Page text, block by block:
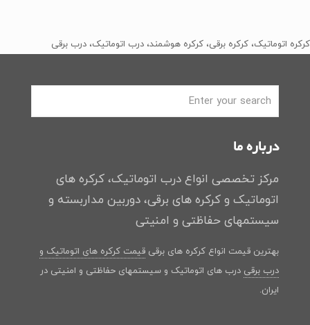
بود. است.
کرکره اتوماتیک، کرکره برقی، کرکره هوشمند، درب اتوماتیک، درب برقی
درباره ما
مرکز تخصصی انواع درب اتوماتیک، کرکره های
اتوماتیک و کرکره های برقی، دوربین مداربسته و
سیستمهای حفاظتی و امنیتی
بهترین قیمت انواع کرکره های برقی قیمت کرکره های اتوماتیک و
درب برقی درب های اتوماتیک و سیستمهای حفاظتی و امنیتی در
ایران.